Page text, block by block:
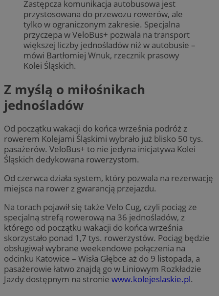
Zastępcza komunikacja autobusowa jest
przystosowana do przewozu rowerów, ale
tylko w ograniczonym zakresie. Specjalna
przyczepa w VeloBus+ pozwala na transport
większej liczby jednośladów niż w autobusie –
mówi Bartłomiej Wnuk, rzecznik prasowy
Kolei Śląskich.
Z myślą o miłośnikach
jednośladów
Od początku wakacji do końca września podróż z
rowerem Kolejami Śląskimi wybrało już blisko 50 tys.
pasażerów. VeloBus+ to nie jedyna inicjatywa Kolei
Śląskich dedykowana rowerzystom.
Od czerwca działa system, który pozwala na rezerwację
miejsca na rower z gwarancją przejazdu.
Na torach pojawił się także Velo Cug, czyli pociąg ze
specjalną strefą rowerową na 36 jednośladów, z
którego od początku wakacji do końca września
skorzystało ponad 1,7 tys. rowerzystów. Pociąg będzie
obsługiwał wybrane weekendowe połączenia na
odcinku Katowice – Wisła Głębce aż do 9 listopada, a
pasażerowie łatwo znajdą go w Liniowym Rozkładzie
Jazdy dostępnym na stronie www.kolejeslaskie.pl.